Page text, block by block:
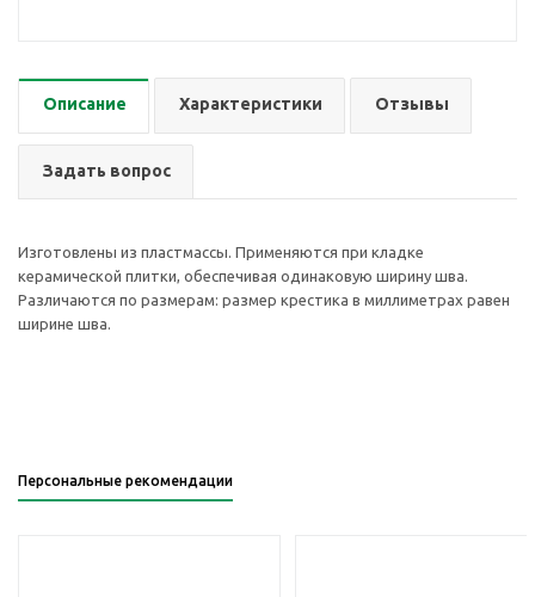
Описание Характеристики Отзывы
Задать вопрос
Изготовлены из пластмассы. Применяются при кладке
керамической плитки, обеспечивая одинаковую ширину шва.
Различаются по размерам: размер крестика в миллиметрах равен
ширине шва.
Персональные рекомендации